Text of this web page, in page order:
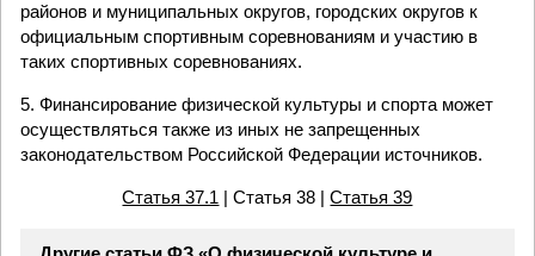
районов и муниципальных округов, городских округов к
официальным спортивным соревнованиям и участию в
таких спортивных соревнованиях.
5. Финансирование физической культуры и спорта может
осуществляться также из иных не запрещенных
законодательством Российской Федерации источников.
Статья 37.1 | Статья 38 |Статья 39